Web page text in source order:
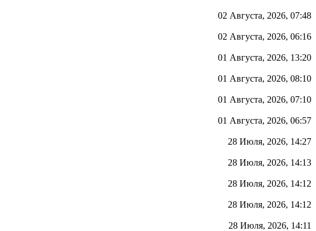
02 Августа, 2026, 07:48
02 Августа, 2026, 06:16
01 Августа, 2026, 13:20
01 Августа, 2026, 08:10
01 Августа, 2026, 07:10
01 Августа, 2026, 06:57
28 Июля, 2026, 14:27
28 Июля, 2026, 14:13
28 Июля, 2026, 14:12
28 Июля, 2026, 14:12
28 Июля, 2026, 14:11